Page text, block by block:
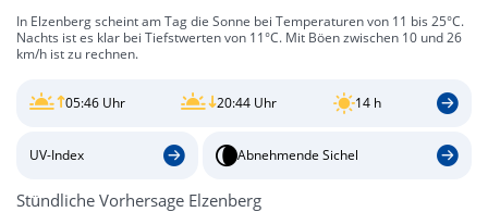
In Elzenberg scheint am Tag die Sonne bei Temperaturen von 11 bis 25°C.
Nachts ist es klar bei Tiefstwerten von 11°C. Mit Böen zwischen 10 und 26
km/h ist zu rechnen.
05:46 Uhr 20:44 Uhr 14 h
UV-Index Abnehmende Sichel
Stündliche Vorhersage Elzenberg